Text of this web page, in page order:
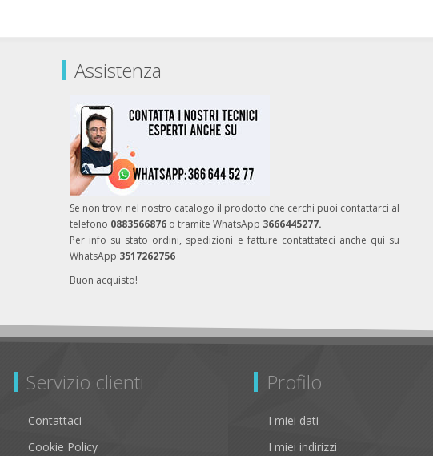
Assistenza
Se non trovi nel nostro catalogo il prodotto che cerchi puoi contattarci al
telefono 0883566876 o tramite WhatsApp 3666445277.
Per info su stato ordini, spedizioni e fatture contattateci anche qui su
WhatsApp 3517262756
Buon acquisto!
Servizio clienti
Contattaci
Cookie Policy
Profilo
I miei dati
I miei indirizzi